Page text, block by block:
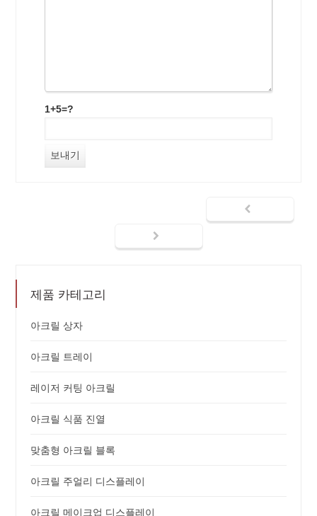
1+5=?
제품 카테고리
아크릴 상자
아크릴 트레이
레이저 커팅 아크릴
아크릴 식품 진열
맞춤형 아크릴 블록
아크릴 주얼리 디스플레이
아크릴 메이크업 디스플레이